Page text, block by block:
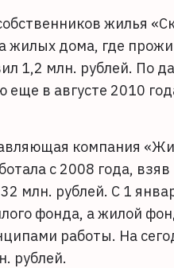
жилья
жилых дома, где
1,2 млн. рублей. По
еще в августе 2010
компания
с 2008 года,
млн. рублей. С 1
фонда, а жилой
работы. На
рублей.